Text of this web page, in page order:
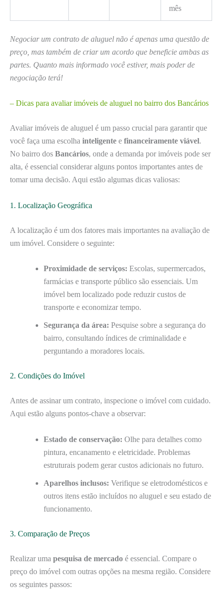
mês
Negociar um contrato de aluguel não é apenas uma questão de
preço, mas também de criar um acordo que beneficie ambas as
partes. Quanto mais informado você estiver, mais poder de
negociação terá!
– Dicas para avaliar imóveis de aluguel no bairro dos Bancários
Avaliar imóveis de aluguel é um passo crucial para garantir que
você faça uma escolha inteligente e financeiramente viável.
No bairro dos Bancários, onde a demanda por imóveis pode ser
alta, é essencial considerar alguns pontos importantes antes de
tomar uma decisão. Aqui estão algumas dicas valiosas:
1. Localização Geográfica
A localização é um dos fatores mais importantes na avaliação de
um imóvel. Considere o seguinte:
Proximidade de serviços: Escolas, supermercados,
farmácias e transporte público são essenciais. Um
imóvel bem localizado pode reduzir custos de
transporte e economizar tempo.
Segurança da área: Pesquise sobre a segurança do
bairro, consultando índices de criminalidade e
perguntando a moradores locais.
2. Condições do Imóvel
Antes de assinar um contrato, inspecione o imóvel com cuidado.
Aqui estão alguns pontos-chave a observar:
Estado de conservação: Olhe para detalhes como
pintura, encanamento e eletricidade. Problemas
estruturais podem gerar custos adicionais no futuro.
Aparelhos inclusos: Verifique se eletrodomésticos e
outros itens estão incluídos no aluguel e seu estado de
funcionamento.
3. Comparação de Preços
Realizar uma pesquisa de mercado é essencial. Compare o
preço do imóvel com outras opções na mesma região. Considere
os seguintes passos: